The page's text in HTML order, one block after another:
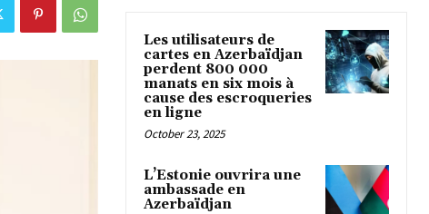
Les utilisateurs de
cartes en Azerbaïdjan
perdent 800 000
manats en six mois à
cause des escroqueries
en ligne
October 23, 2025
L’Estonie ouvrira une
ambassade en
Azerbaïdjan